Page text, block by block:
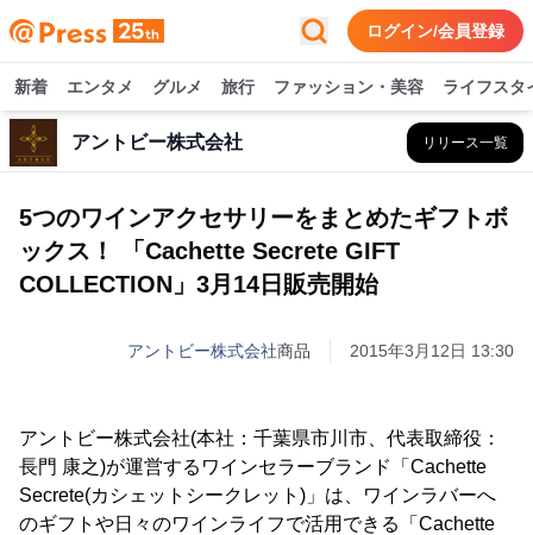
ログイン/会員登録
新着 エンタメ グルメ 旅行 ファッション・美容 ライフスタ
アントビー株式会社 リリース一覧
5つのワインアクセサリーをまとめたギフトボ
ックス！ 「Cachette Secrete GIFT
COLLECTION」3月14日販売開始
アントビー株式会社商品 2015年3月12日 13:30
アントビー株式会社(本社：千葉県市川市、代表取締役：
長門 康之)が運営するワインセラーブランド「Cachette
Secrete(カシェットシークレット)」は、ワインラバーへ
のギフトや日々のワインライフで活用できる「Cachette